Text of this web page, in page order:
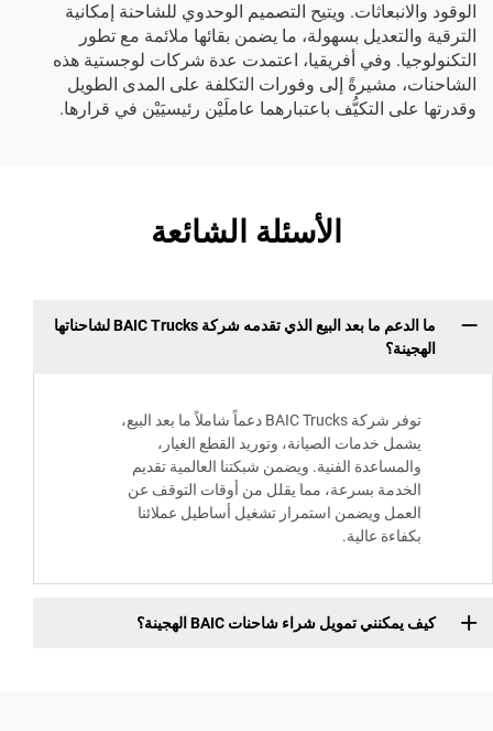
الوقود والانبعاثات. ويتيح التصميم الوحدوي للشاحنة إمكانية
الترقية والتعديل بسهولة، ما يضمن بقائها ملائمة مع تطور
التكنولوجيا. وفي أفريقيا، اعتمدت عدة شركات لوجستية هذه
الشاحنات، مشيرةً إلى وفورات التكلفة على المدى الطويل
وقدرتها على التكيُّف باعتبارهما عاملَيْن رئيسيَيْن في قرارها.
الأسئلة الشائعة
ما الدعم ما بعد البيع الذي تقدمه شركة BAIC Trucks لشاحناتها
الهجينة؟
توفر شركة BAIC Trucks دعماً شاملاً ما بعد البيع،
يشمل خدمات الصيانة، وتوريد القطع الغيار،
والمساعدة الفنية. ويضمن شبكتنا العالمية تقديم
الخدمة بسرعة، مما يقلل من أوقات التوقف عن
العمل ويضمن استمرار تشغيل أساطيل عملائنا
بكفاءة عالية.
كيف يمكنني تمويل شراء شاحنات BAIC الهجينة؟